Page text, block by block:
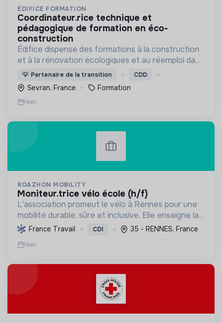
ÉDIFICE FORMATION
coordinateur.rice technique et
pédagogique de formation en éco-
construction
Édifice dispense des formations à la construction
et à la rénovation écologiques et au réemploi dans
le bâtiment. Nos formations s'adressent à des
personnes en activité et des demandeurs
d'emploi.
💡 Partenaire de la transition CDD
Sevran, France Formation
Hier
ROAZHON MOBILITY
moniteur.trice vélo école (h/f)
L'association promeut le vélo à Rennes pour une
mobilité durable, sûre et inclusive. Elle enseigne la
pratique et la sécurité, favorisant l'autonomie et
l'écologie.
France Travail CDI 35 - RENNES, France
Hier